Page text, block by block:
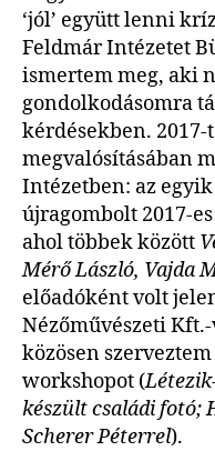
‘jól’ együtt lenni
Feldmár Intézetet
ismertem meg, aki
gondolkodásomra
kérdésekben.
megvalósításában
Intézetben: az
újragombolt 2017-
ahol többek között
Mérő László, Vajda
előadóként volt
Nézőművészeti
közösen
workshopot (
készült családi fotó;
Scherer Péterrel).